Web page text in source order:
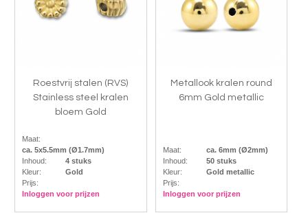
Roestvrij stalen (RVS)
Stainless steel kralen
bloem Gold
Maat:
ca. 5x5.5mm (Ø1.7mm)
Inhoud:
4 stuks
Kleur:
Gold
Prijs:
Inloggen voor prijzen
Metallook kralen round
6mm Gold metallic
Maat:
ca. 6mm (Ø2mm)
Inhoud:
50 stuks
Kleur:
Gold metallic
Prijs:
Inloggen voor prijzen